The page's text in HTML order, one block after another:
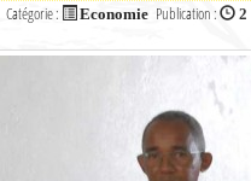
Catégorie : Economie Publication : 2